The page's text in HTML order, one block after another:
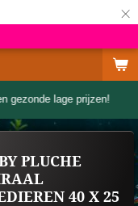
×
gezonde lage prijzen!
PLUCHE
40 X 25